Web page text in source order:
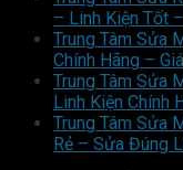
– Linh Kiện Tốt
Trung Tâm Sửa
Chính Hãng –
Trung Tâm Sửa
Linh Kiện Chính
Trung Tâm Sửa
Rẻ – Sửa Đúng